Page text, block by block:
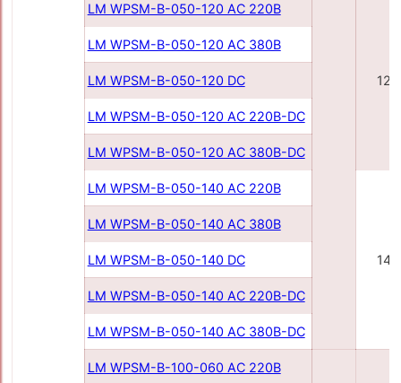
LM WPSM-B-050-120 AC 220В
LM WPSM-B-050-120 AC 380В
LM WPSM-B-050-120 DC
LM WPSM-B-050-120 AC 220В-DC
LM WPSM-B-050-120 AC 380В-DC
LM WPSM-B-050-140 AC 220В
LM WPSM-B-050-140 AC 380В
LM WPSM-B-050-140 DC
LM WPSM-B-050-140 AC 220В-DC
LM WPSM-B-050-140 AC 380В-DC
LM WPSM-B-100-060 AC 220В